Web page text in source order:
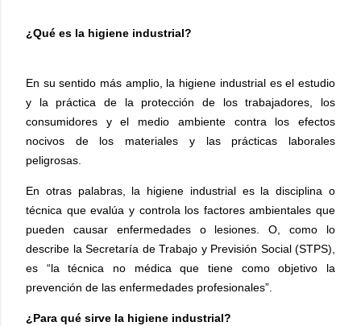
¿Qué es la higiene industrial?
En su sentido más amplio, la higiene industrial es el estudio
y la práctica de la protección de los trabajadores, los
consumidores y el medio ambiente contra los efectos
nocivos de los materiales y las prácticas laborales
peligrosas.
En otras palabras, la higiene industrial es la disciplina o
técnica que evalúa y controla los factores ambientales que
pueden causar enfermedades o lesiones. O, como lo
describe la Secretaría de Trabajo y Previsión Social (STPS),
es “la técnica no médica que tiene como objetivo la
prevención de las enfermedades profesionales”.
¿Para qué sirve la higiene industrial?